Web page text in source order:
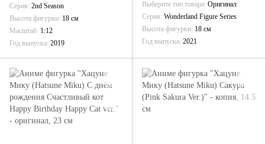
Серия 2nd Season
Высота фигурки 18 см
Масштаб 1:12
Год выпуска 2019
Выберите тип товара Оригинал
Серия Wonderland Figure Series
Высота фигурки 18 см
Год выпуска 2021